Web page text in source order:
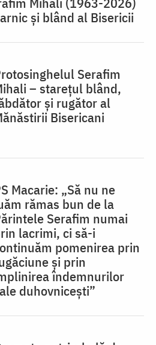
și blând al Bisericii
Serafim
– starețul blând,
și rugător al
Bisericani
Macarie: „Să nu ne
rămas bun de la
Serafim numai
lacrimi, ci să-i
pomenirea prin
și prin
îndemnurilor
duhovnicești”